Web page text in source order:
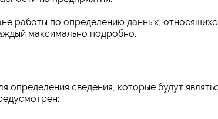
работы по определению данных,
максимально подробно.
определения сведения, которые будут